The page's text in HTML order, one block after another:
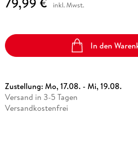
inkl. Mwst.
In den
Zustellung:Mo, 17.08. - Mi, 19.08.
Versand in 3-5 Tagen
Versandkostenfrei